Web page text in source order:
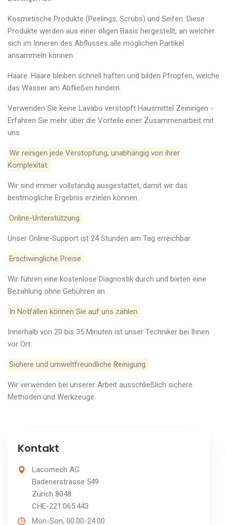
Kosmetische Produkte (Peelings, Scrubs) und Seifen. Diese
Produkte werden aus einer öligen Basis hergestellt, an welcher
sich im Inneren des Abflusses alle möglichen Partikel
ansammeln können.
Haare. Haare bleiben schnell haften und bilden Pfropfen, welche
das Wasser am Abfließen hindern.
Verwenden Sie keine Lavabo verstopft Hausmittel Zeiningen -
Erfahren Sie mehr über die Vorteile einer Zusammenarbeit mit
uns
Wir reinigen jede Verstopfung, unabhängig von ihrer
Komplexität.
Wir sind immer vollständig ausgestattet, damit wir das
bestmögliche Ergebnis erzielen können.
Online-Unterstützung.
Unser Online-Support ist 24 Stunden am Tag erreichbar.
Erschwingliche Preise.
Wir führen eine kostenlose Diagnostik durch und bieten eine
Bezahlung ohne Gebühren an.
In Notfällen können Sie auf uns zählen.
Innerhalb von 20 bis 35 Minuten ist unser Techniker bei Ihnen
vor Ort.
Sichere und umweltfreundliche Reinigung.
Wir verwenden bei unserer Arbeit ausschließlich sichere
Methoden und Werkzeuge.
Kontakt
Lacomech AG
Badenerstrasse 549
Zürich 8048
CHE-221.065.443
Mon-Son, 00.00-24.00